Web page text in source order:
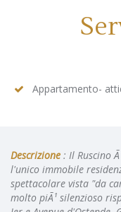
Appartamento-
Descrizione : Il Ruscino
l'unico immobile
spettacolare vista "da
molto piÃ¹ silenzioso